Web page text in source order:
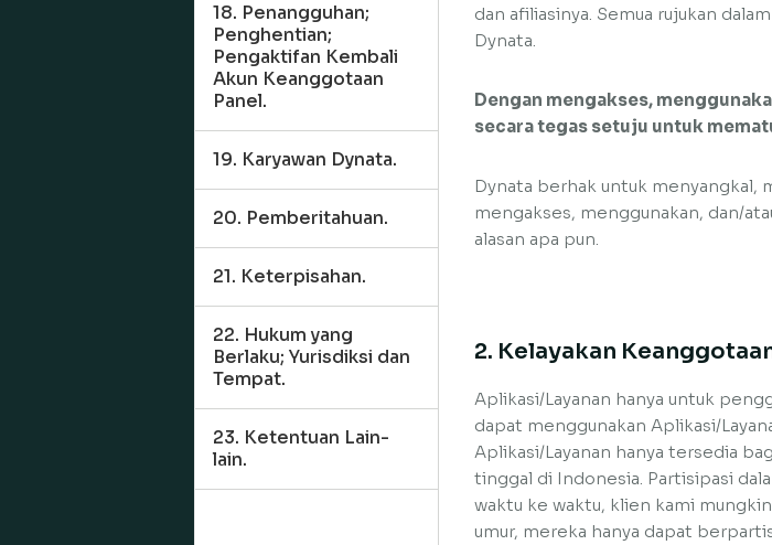
18. Penangguhan;
Penghentian;
Pengaktifan Kembali
Akun Keanggotaan
Panel.
19. Karyawan Dynata.
20. Pemberitahuan.
21. Keterpisahan.
22. Hukum yang
Berlaku; Yurisdiksi dan
Tempat.
23. Ketentuan Lain-
lain.
dan afiliasinya. Semua rujukan
Dynata.
Dengan mengakses,
secara tegas setuju untuk
Dynata berhak untuk menyangkal,
mengakses, menggunakan, dan/
alasan apa pun.
2. Kelayakan
Aplikasi/Layanan hanya untuk
dapat menggunakan Aplikasi/
Aplikasi/Layanan hanya tersedia
tinggal di Indonesia. Partisipasi
waktu ke waktu, klien kami
umur, mereka hanya dapat